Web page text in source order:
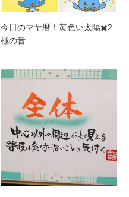
今日のマヤ暦！黄色い太陽✖️2
極の音